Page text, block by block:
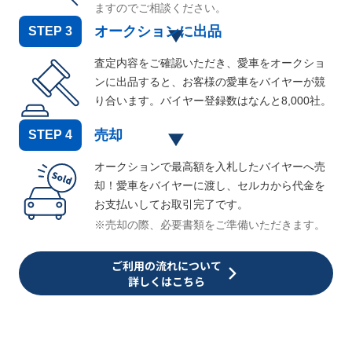
ますのでご相談ください。
STEP 3 オークションに出品
査定内容をご確認いただき、愛車をオークショ
ンに出品すると、お客様の愛車をバイヤーが競
り合います。バイヤー登録数はなんと8,000社。
STEP 4 売却
オークションで最高額を入札したバイヤーへ売
却！愛車をバイヤーに渡し、セルカから代金を
お支払いしてお取引完了です。
※売却の際、必要書類をご準備いただきます。
ご利用の流れについて
詳しくはこちら